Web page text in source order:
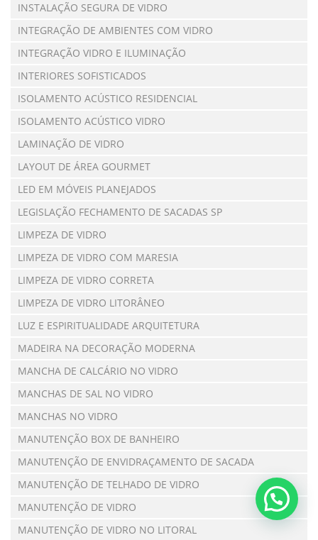
INSTALAÇÃO SEGURA DE VIDRO
INTEGRAÇÃO DE AMBIENTES COM VIDRO
INTEGRAÇÃO VIDRO E ILUMINAÇÃO
INTERIORES SOFISTICADOS
ISOLAMENTO ACÚSTICO RESIDENCIAL
ISOLAMENTO ACÚSTICO VIDRO
LAMINAÇÃO DE VIDRO
LAYOUT DE ÁREA GOURMET
LED EM MÓVEIS PLANEJADOS
LEGISLAÇÃO FECHAMENTO DE SACADAS SP
LIMPEZA DE VIDRO
LIMPEZA DE VIDRO COM MARESIA
LIMPEZA DE VIDRO CORRETA
LIMPEZA DE VIDRO LITORÂNEO
LUZ E ESPIRITUALIDADE ARQUITETURA
MADEIRA NA DECORAÇÃO MODERNA
MANCHA DE CALCÁRIO NO VIDRO
MANCHAS DE SAL NO VIDRO
MANCHAS NO VIDRO
MANUTENÇÃO BOX DE BANHEIRO
MANUTENÇÃO DE ENVIDRAÇAMENTO DE SACADA
MANUTENÇÃO DE TELHADO DE VIDRO
MANUTENÇÃO DE VIDRO
MANUTENÇÃO DE VIDRO NO LITORAL